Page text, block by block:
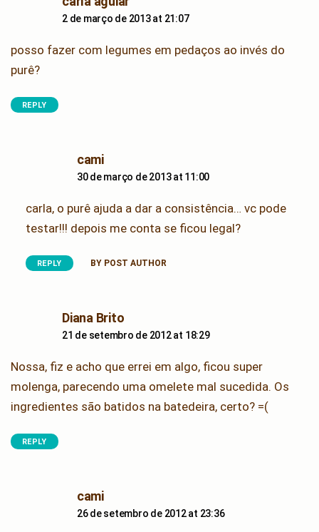
2 de março de 2013 at 21:07
posso fazer com legumes em pedaços ao invés do
purê?
REPLY
camisays:
30 de março de 2013 at 11:00
carla, o purê ajuda a dar a consistência… vc pode
testar!!! depois me conta se ficou legal?
REPLY BY POST AUTHOR
Diana Britosays:
21 de setembro de 2012 at 18:29
Nossa, fiz e acho que errei em algo, ficou super
molenga, parecendo uma omelete mal sucedida. Os
ingredientes são batidos na batedeira, certo? =(
REPLY
camisays:
26 de setembro de 2012 at 23:36